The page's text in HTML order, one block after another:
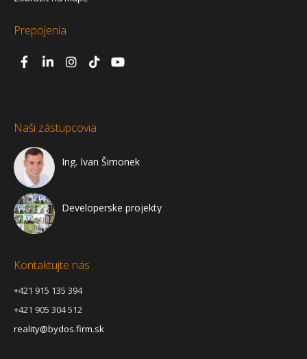
Prepojenia
Naši zástupcovia
Ing. Ivan Šimonek
Developerske projekty
Kontaktujte nás
+421 915 135 394
+421 905 304 512
reality@bydos.firm.sk